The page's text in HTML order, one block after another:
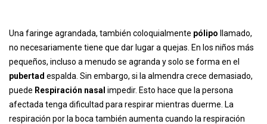
Una faringe agrandada, también coloquialmente pólipo llamado,
no necesariamente tiene que dar lugar a quejas. En los niños más
pequeños, incluso a menudo se agranda y solo se forma en el
pubertad espalda. Sin embargo, si la almendra crece demasiado,
puede Respiración nasal impedir. Esto hace que la persona
afectada tenga dificultad para respirar mientras duerme. La
respiración por la boca también aumenta cuando la respiración